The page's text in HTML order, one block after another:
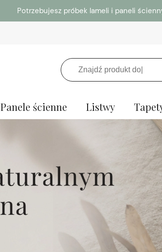
Potrzebujesz próbek lameli i paneli
Panele ścienne Listwy